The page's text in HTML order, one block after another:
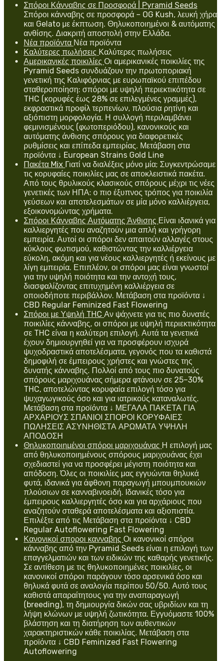
Σπόροι Κάνναβης σε Προσφορά | Pyramid Seeds
Σπόροι κάνναβης σε προσφορά – OG Kush, λευκή χήρα
και Gelato με έκπτωση. Θηλυκοποιημένοι & αυτόματης
ανθίσης. Διακριτή αποστολή στην Ελλάδα.
Νέα προϊόντα Νέα προϊόντα
Καλύτερες πωλήσεις Καλύτερες πωλήσεις
Αμερικανικές ποικιλίες Οι αμερικανικές ποικιλίες της
Pyramid Seeds συνδυάζουν την πρωτοποριακή
γενετική της Καλιφόρνιας με ευρωπαϊκού επιπέδου
σταθεροποίηση: σπόροι με υψηλή περιεκτικότητα σε
THC (κορυφές έως 28% σε επιλεγμένες γραμμές),
εκφραστικά προφίλ τερπενίων, πλούσια ρητίνη και
αξιόπιστη μορφολογία. Η συλλογή περιλαμβάνει
φεμινισμένους (φωτοπεριόδου), κανονικούς και
αυτόματης άνθισης σπόρους για διαφορετικές
ρυθμίσεις και επίπεδα εμπειρίας. Μετάβαση στα
προϊόντα ↓ European Strains Gold Line
Πακέτα Mix Γιατί να διαλέξεις μόνο μία; Συγκεντρώσαμε
τις κορυφαίες ποικιλίες μας σε αποκλειστικά πακέτα.
Από τους θρυλικούς κλασικούς σπόρους μέχρι τις νέες
γενετικές των ΗΠΑ: ο πιο έξυπνος τρόπος για ποικιλία
γεύσεων και αποτελεσμάτων σε μία μόνο καλλιέργεια,
εξοικονομώντας χρήματα.
Σπόροι Κάνναβης Αυτόματης Άνθισης Είναι ιδανικά για
καλλιεργητές που αναζητούν μια απλή και γρήγορη
εμπειρία. Αυτοί οι σπόροι δεν απαιτούν αλλαγές στους
κύκλους φωτισμού, καθιστώντας την καλλιέργεια
εύκολη, ακόμη και για νέους καλλιεργητές ή εκείνους με
λίγη εμπειρία. Επιπλέον, οι σπόροι μας είναι γνωστοί
για την υψηλή ποιότητα και την αντοχή τους,
διασφαλίζοντας επιτυχημένη καλλιέργεια σε
οποιοδήποτε περιβάλλον. Μετάβαση στα προϊόντα ↓
CBD Regular Feminized Fast Flowering
Σπόροι με Υψηλή THC Αν ψάχνετε για τις πιο δυνατές
ποικιλίες κάνναβης, οι σπόροι με υψηλή περιεκτικότητα
σε THC είναι η καλύτερη επιλογή. Αυτά τα γενετικά
έχουν δημιουργηθεί για να προσφέρουν ισχυρά
ψυχοδραστικά αποτελέσματα, γεγονός που τα καθιστά
δημοφιλή σε έμπειρους χρήστες και γνώστες της
δυνατής κάνναβης. Πολλοί από τους πιο δυνατούς
σπόρους μαριχουάνας σήμερα φτάνουν σε 25–30%
THC, αποτελώντας κορυφαία επιλογή τόσο για
ψυχαγωγικούς όσο και για ιατρικούς καταναλωτές.
Μετάβαση στα προϊόντα ↓ ΜΕΓΑΛΑ ΠΑΚΕΤΑ ΓΙΑ
ΑΡΧΑΡΙΟΥΣ ΣΠΑΝΙΟΙ ΣΠΟΡΟΙ ΚΟΡΥΦΑΙΕΣ
ΠΩΛΗΣΕΙΣ ΑΣΥΝΗΘΙΣΤΑ ΑΡΩΜΑΤΑ ΥΨΗΛΗ
ΑΠΟΔΟΣΗ
Θηλυκοποιημένοι σπόροι μαριχουάνας Η επιλογή μας
από θηλυκοποιημένους σπόρους μαριχουάνας έχει
σχεδιαστεί για να προσφέρει μέγιστη ποιότητα και
απόδοση. Όλες οι ποικιλίες μας εγγυώνται θηλυκά
φυτά, ιδανικά για άφθονη παραγωγή μπουμπουκιών
πλούσιων σε κανναβινοειδή. Ιδανικές τόσο για
έμπειρους καλλιεργητές όσο και για αρχάριους που
αναζητούν σταθερά αποτελέσματα και αξιοπιστία.
Επιλέξτε από τις Μετάβαση στα προϊόντα ↓ CBD
Regular Autoflowering Fast Flowering
Κανονικοί σποροι κανναβης Οι κανονικοί σπόροι
κάνναβης από την Pyramid Seeds είναι η επιλογή των
επαγγελματιών και των ειδικών της καθαρής γενετικής.
Σε αντίθεση με τις θηλυκοποιημένες ποικιλίες, οι
κανονικοί σπόροι παράγουν τόσο αρσενικά όσο και
θηλυκά φυτά σε αναλογία περίπου 50/50. Αυτό τους
καθιστά απαραίτητους για την αναπαραγωγή
(breeding), τη δημιουργία δικών σας υβριδίων και τη
λήψη κλώνων με υψηλή ζωτικότητα. Εγγυόμαστε 100%
βλάστηση και τη διατήρηση των αυθεντικών
χαρακτηριστικών κάθε ποικιλίας. Μετάβαση στα
προϊόντα ↓ CBD Feminized Fast Flowering
Autoflowering